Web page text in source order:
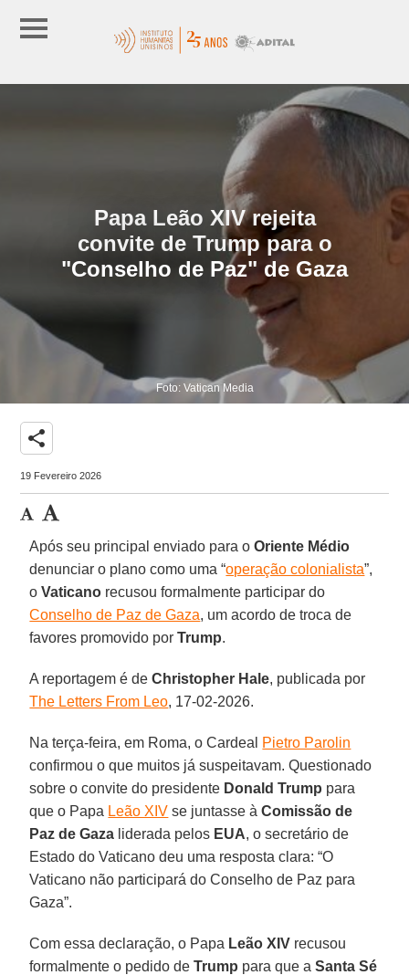
Papa Leão XIV rejeita
convite de Trump para o
"Conselho de Paz" de Gaza
Foto: Vatican Media
share
19 Fevereiro 2026
Após seu principal enviado para oOriente Médio
denunciar o plano como uma “operação colonialista”,
oVaticano recusou formalmente participar do
Conselho de Paz de Gaza, um acordo de troca de
favores promovido porTrump.
A reportagem é deChristopher Hale, publicada por
The Letters From Leo, 17-02-2026.
Na terça-feira, em Roma, o Cardeal Pietro Parolin
confirmou o que muitos já suspeitavam. Questionado
sobre o convite do presidente Donald Trump para
que o Papa Leão XIV se juntasse àComissão de
Paz de Gaza liderada pelos EUA, o secretário de
Estado do Vaticano deu uma resposta clara: “O
Vaticano não participará do Conselho de Paz para
Gaza”.
Com essa declaração, o Papa Leão XIV recusou
formalmente o pedido deTrump para que aSanta Sé